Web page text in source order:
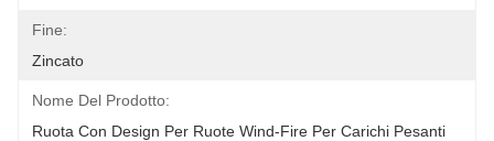
Fine:
Zincato
Nome Del Prodotto:
Ruota Con Design Per Ruote Wind-Fire Per Carichi Pesanti